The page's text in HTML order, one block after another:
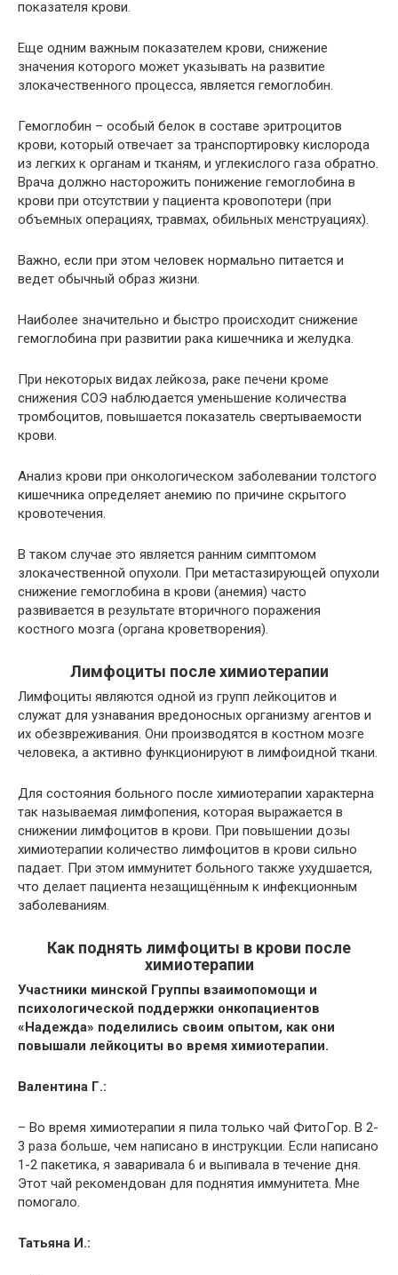
показателя крови.
Еще одним важным показателем крови, снижение
значения которого может указывать на развитие
злокачественного процесса, является гемоглобин.
Гемоглобин – особый белок в составе эритроцитов
крови, который отвечает за транспортировку кислорода
из легких к органам и тканям, и углекислого газа обратно.
Врача должно насторожить понижение гемоглобина в
крови при отсутствии у пациента кровопотери (при
объемных операциях, травмах, обильных менструациях).
Важно, если при этом человек нормально питается и
ведет обычный образ жизни.
Наиболее значительно и быстро происходит снижение
гемоглобина при развитии рака кишечника и желудка.
При некоторых видах лейкоза, раке печени кроме
снижения СОЭ наблюдается уменьшение количества
тромбоцитов, повышается показатель свертываемости
крови.
Анализ крови при онкологическом заболевании толстого
кишечника определяет анемию по причине скрытого
кровотечения.
В таком случае это является ранним симптомом
злокачественной опухоли. При метастазирующей опухоли
снижение гемоглобина в крови (анемия) часто
развивается в результате вторичного поражения
костного мозга (органа кроветворения).
Лимфоциты после химиотерапии
Лимфоциты являются одной из групп лейкоцитов и
служат для узнавания вредоносных организму агентов и
их обезвреживания. Они производятся в костном мозге
человека, а активно функционируют в лимфоидной ткани.
Для состояния больного после химиотерапии характерна
так называемая лимфопения, которая выражается в
снижении лимфоцитов в крови. При повышении дозы
химиотерапии количество лимфоцитов в крови сильно
падает. При этом иммунитет больного также ухудшается,
что делает пациента незащищённым к инфекционным
заболеваниям.
Как поднять лимфоциты в крови после
химиотерапии
Участники минской Группы взаимопомощи и
психологической поддержки онкопациентов
«Надежда» поделились своим опытом, как они
повышали лейкоциты во время химиотерапии.
Валентина Г.:
– Во время химиотерапии я пила только чай ФитоГор. В 2-
3 раза больше, чем написано в инструкции. Если написано
1-2 пакетика, я заваривала 6 и выпивала в течение дня.
Этот чай рекомендован для поднятия иммунитета. Мне
помогало.
Татьяна И.: